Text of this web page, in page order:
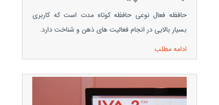
حافظه فعال نوعی حافظه کوتاه مدت است که کاربری
بسیار بالایی در انجام فعالیت های ذهن و شناخت دارد.
ادامه مطلب